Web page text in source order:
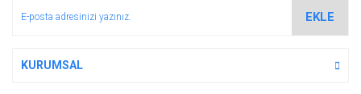
EKLE
KURUMSAL